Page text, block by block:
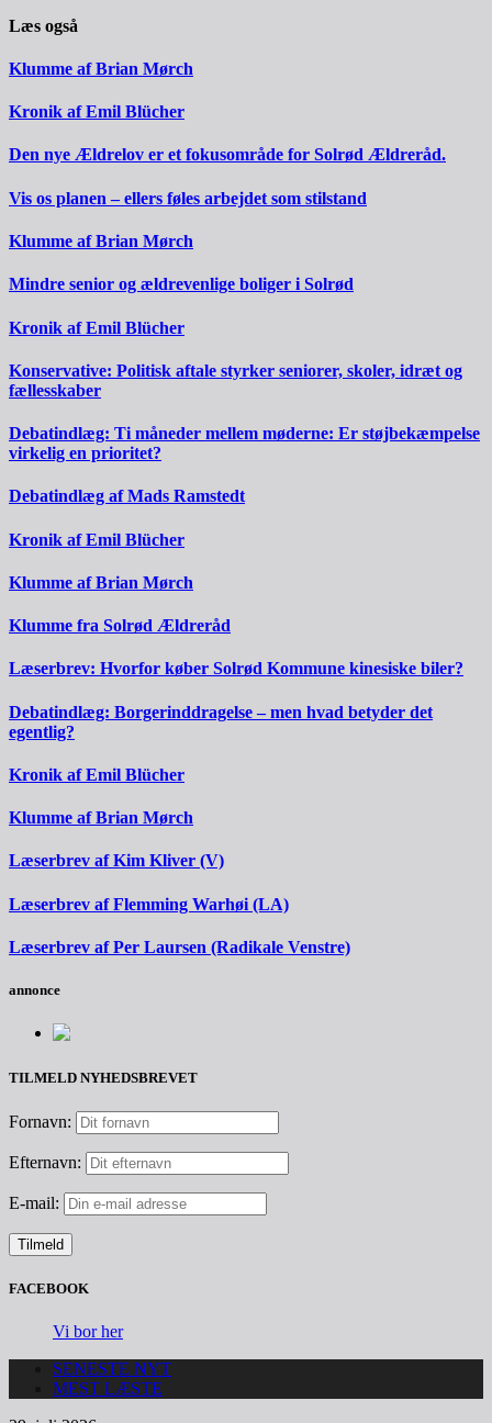
Læs også
Klumme af Brian Mørch
Kronik af Emil Blücher
Den nye Ældrelov er et fokusområde for Solrød Ældreråd.
Vis os planen – ellers føles arbejdet som stilstand
Klumme af Brian Mørch
Mindre senior og ældrevenlige boliger i Solrød
Kronik af Emil Blücher
Konservative: Politisk aftale styrker seniorer, skoler, idræt og
fællesskaber
Debatindlæg: Ti måneder mellem møderne: Er støjbekæmpelse
virkelig en prioritet?
Debatindlæg af Mads Ramstedt
Kronik af Emil Blücher
Klumme af Brian Mørch
Klumme fra Solrød Ældreråd
Læserbrev: Hvorfor køber Solrød Kommune kinesiske biler?
Debatindlæg: Borgerinddragelse – men hvad betyder det
egentlig?
Kronik af Emil Blücher
Klumme af Brian Mørch
Læserbrev af Kim Kliver (V)
Læserbrev af Flemming Warhøi (LA)
Læserbrev af Per Laursen (Radikale Venstre)
annonce
TILMELD NYHEDSBREVET
Fornavn:
Efternavn:
E-mail:
FACEBOOK
Vi bor her
SENESTE NYT
MEST LÆSTE